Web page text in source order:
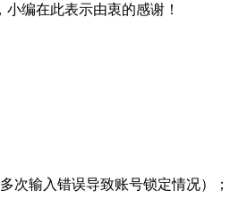
编在此表示由衷的感谢！
次输入错误导致账号锁定情况）；